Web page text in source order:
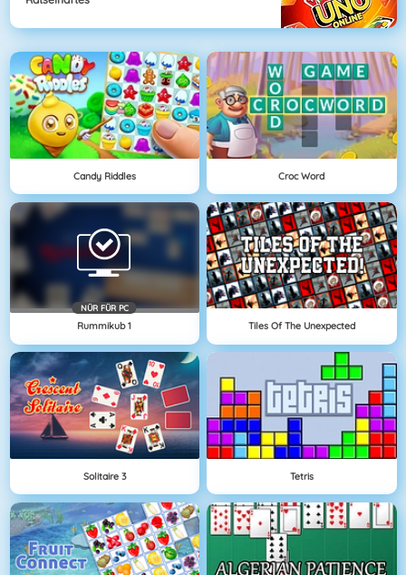
Candy Riddles Croc Word
NÜR FÜR PC
Rummikub 1 Tiles Of The Unexpected
Solitaire 3 Tetris